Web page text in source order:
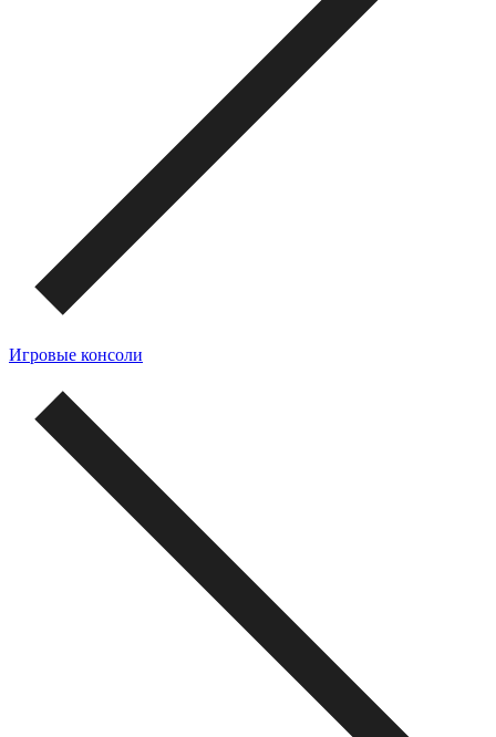
Игровые консоли